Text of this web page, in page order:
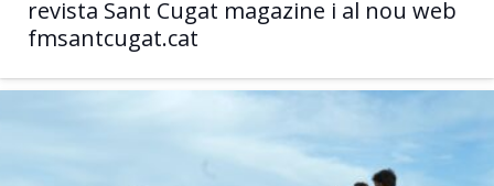
revista Sant Cugat magazine i al nou web
fmsantcugat.cat